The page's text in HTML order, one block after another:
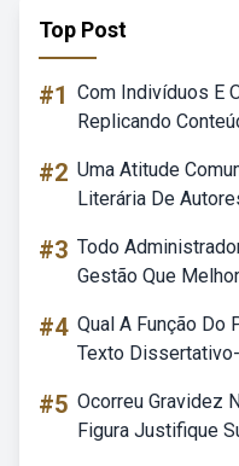
Top Post
#1 Com Indivíduos E
Replicando
#2 Uma Atitude
Literária De
#3 Todo
Gestão Que
#4 Qual A Função Do
Texto
#5 Ocorreu Gravidez
Figura Justifique